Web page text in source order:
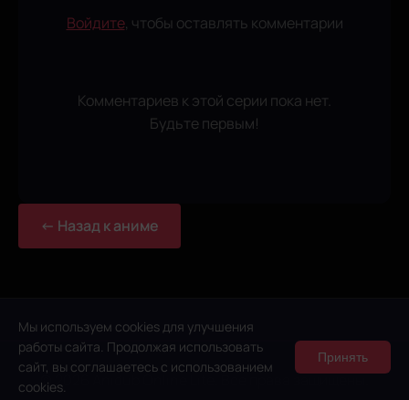
Мы используем cookies для улучшения
работы сайта. Продолжая использовать
сайт, вы соглашаетесь с использованием
cookies.
Принять
Войдите, чтобы оставлять комментарии
Комментариев к этой серии пока нет.
Будьте первым!
← Назад к аниме
© 2026 Anidub Online Lite. Все права защищены.